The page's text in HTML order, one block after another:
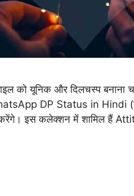
को यूनिक और दिलचस्प
DP Status in Hindi
इस कलेक्शन में शामिल हैं